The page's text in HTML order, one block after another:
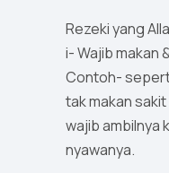
Rezeki yang
i- Wajib makan
Contoh-
tak makan
wajib ambilnya
nyawanya.